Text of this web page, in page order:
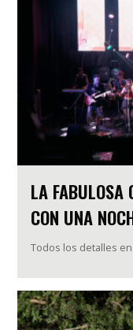
LA FABULOSA
CON UNA
Todos los detalles